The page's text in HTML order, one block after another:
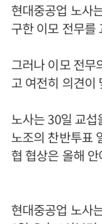
현대중공업 노사
구한 이모 전무를
그러나 이모 전무
고 여전히 의견이
노사는 30일 교
노조의 찬반투표
협 협상은 올해
현대중공업 노사